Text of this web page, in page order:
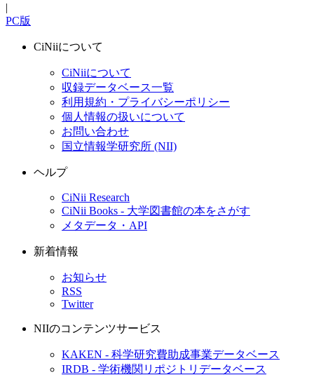
|
PC版
CiNiiについて
CiNiiについて
収録データベース一覧
利用規約・プライバシーポリシー
個人情報の扱いについて
お問い合わせ
国立情報学研究所 (NII)
ヘルプ
CiNii Research
CiNii Books - 大学図書館の本をさがす
メタデータ・API
新着情報
お知らせ
RSS
Twitter
NIIのコンテンツサービス
KAKEN - 科学研究費助成事業データベース
IRDB - 学術機関リポジトリデータベース